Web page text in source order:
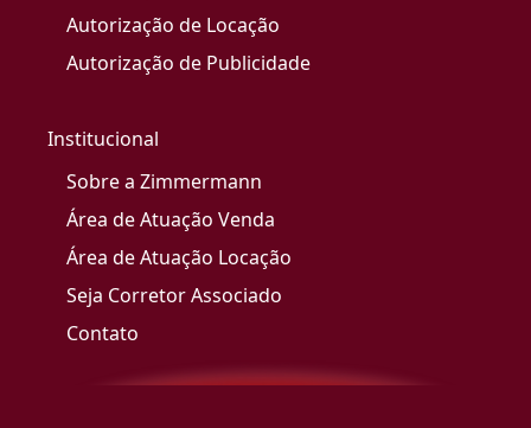
Autorização de Locação
Autorização de Publicidade
Institucional
Sobre a Zimmermann
Área de Atuação Venda
Área de Atuação Locação
Seja Corretor Associado
Contato